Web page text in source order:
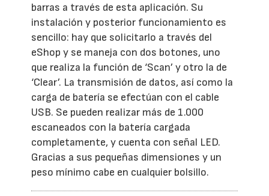
barras a través de esta aplicación. Su
instalación y posterior funcionamiento es
sencillo: hay que solicitarlo a través del
eShop y se maneja con dos botones, uno
que realiza la función de ‘Scan’ y otro la de
‘Clear’. La transmisión de datos, así como la
carga de batería se efectúan con el cable
USB. Se pueden realizar más de 1.000
escaneados con la batería cargada
completamente, y cuenta con señal LED.
Gracias a sus pequeñas dimensiones y un
peso mínimo cabe en cualquier bolsillo.